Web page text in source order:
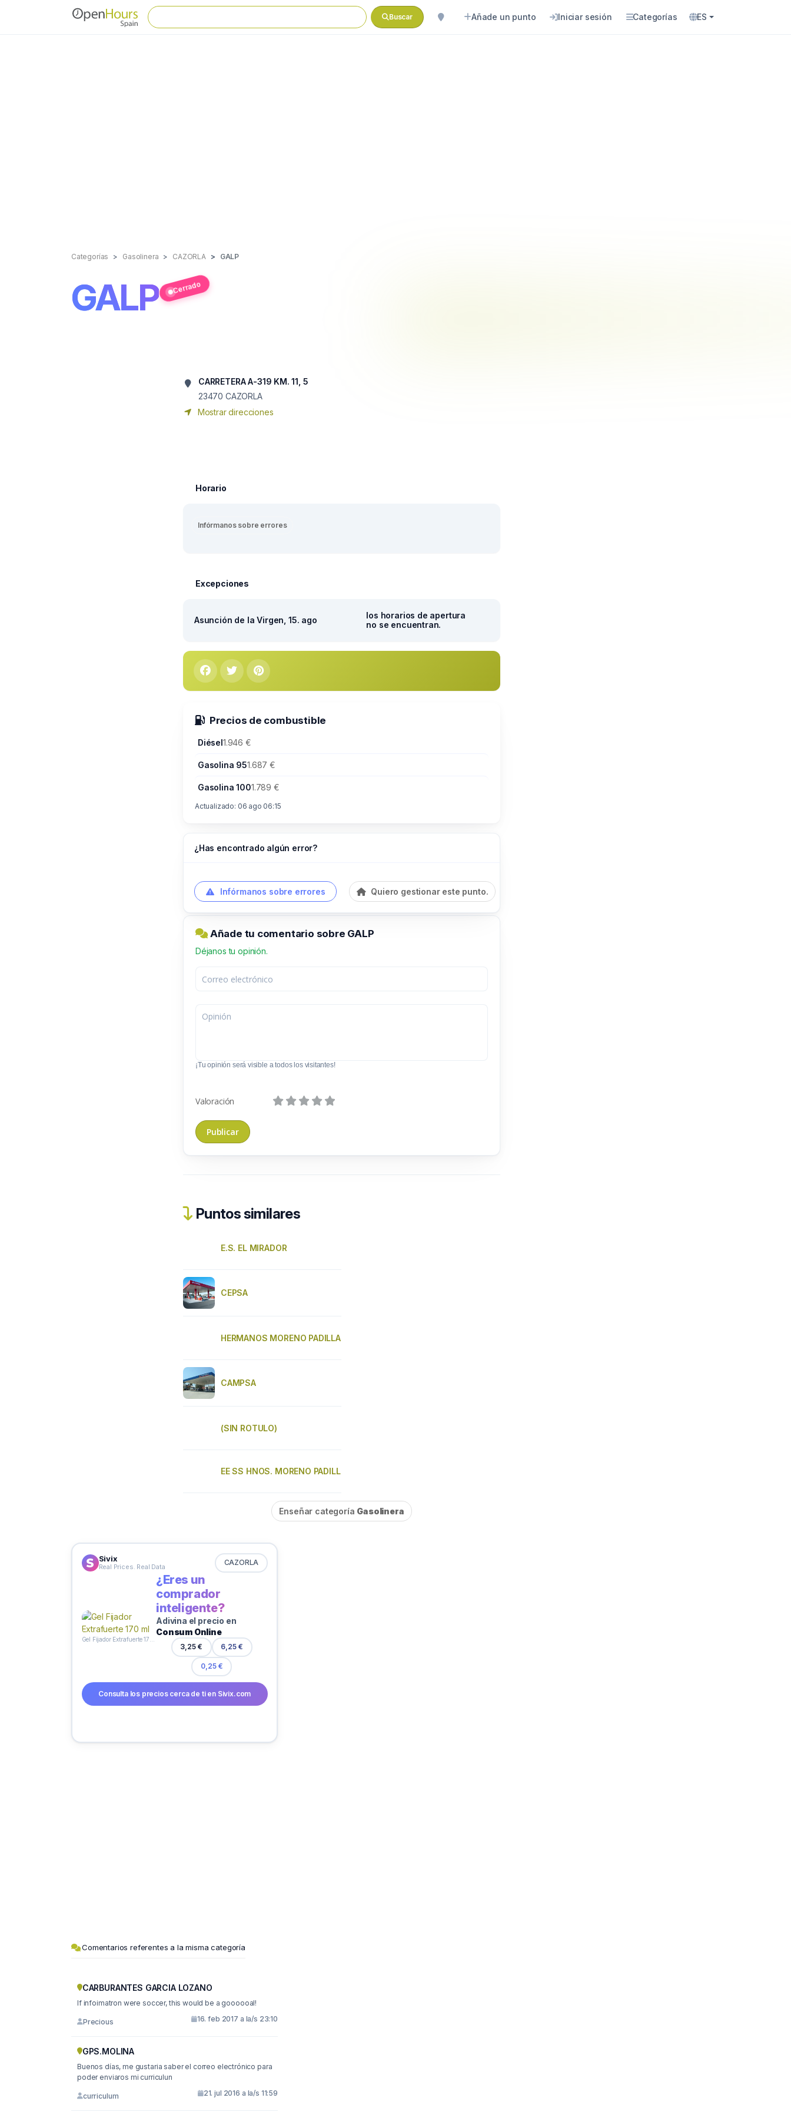
Buscar Añade un punto Iniciar sesión Categorías ES
Categorías Gasolinera CAZORLA GALP
GALP Cerrado
CARRETERA A-319 KM. 11, 5
23470 CAZORLA
Mostrar direcciones
Horario
Infórmanos sobre errores
Excepciones
Asunción de la Virgen, 15. ago
los horarios de apertura
no se encuentran.
Precios de combustible
Diésel1.946 €
Gasolina 951.687 €
Gasolina 1001.789 €
Actualizado: 06 ago 06:15
¿Has encontrado algún error?
Infórmanos sobre errores Quiero gestionar este punto.
Añade tu comentario sobre GALP
Déjanos tu opinión.
¡Tu opinión será visible a todos los visitantes!
Valoración
Puntos similares
E.S. EL MIRADOR
CEPSA
HERMANOS MORENO PADILLA
CAMPSA
(SIN ROTULO)
EE SS HNOS. MORENO PADILL
Enseñar categoría Gasolinera
Sivix
Real Prices. Real Data CAZORLA
¿Eres un
comprador
inteligente?
Adivina el precio en
Consum Online
3,25 € 6,25 €
0,25 €
Consulta los precios cerca de ti en Sivix.com
Comentarios referentes a la misma categoría
CARBURANTES GARCIA LOZANO
If infoimatron were soccer, this would be a goooooal!
Precious 16. feb 2017 a la/s 23:10
GPS.MOLINA
Buenos días, me gustaria saber el correo electrónico para
poder enviaros mi curriculun
curriculum 21. jul 2016 a la/s 11:59